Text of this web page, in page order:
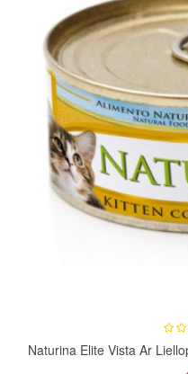
Naturina Elite Vista Ar